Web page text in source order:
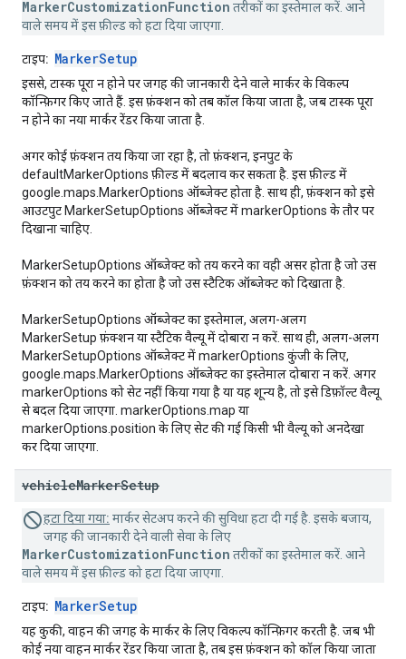
MarkerCustomizationFunction तरीकों का इस्तेमाल करें. आने
वाले समय में इस फ़ील्ड को हटा दिया जाएगा.
टाइप: MarkerSetup
इससे, टास्क पूरा न होने पर जगह की जानकारी देने वाले मार्कर के विकल्प
कॉन्फ़िगर किए जाते हैं. इस फ़ंक्शन को तब कॉल किया जाता है, जब टास्क पूरा
न होने का नया मार्कर रेंडर किया जाता है.
अगर कोई फ़ंक्शन तय किया जा रहा है, तो फ़ंक्शन, इनपुट के
defaultMarkerOptions फ़ील्ड में बदलाव कर सकता है. इस फ़ील्ड में
google.maps.MarkerOptions ऑब्जेक्ट होता है. साथ ही, फ़ंक्शन को इसे
आउटपुट MarkerSetupOptions ऑब्जेक्ट में markerOptions के तौर पर
दिखाना चाहिए.
MarkerSetupOptions ऑब्जेक्ट को तय करने का वही असर होता है जो उस
फ़ंक्शन को तय करने का होता है जो उस स्टैटिक ऑब्जेक्ट को दिखाता है.
MarkerSetupOptions ऑब्जेक्ट का इस्तेमाल, अलग-अलग
MarkerSetup फ़ंक्शन या स्टैटिक वैल्यू में दोबारा न करें. साथ ही, अलग-अलग
MarkerSetupOptions ऑब्जेक्ट में markerOptions कुंजी के लिए,
google.maps.MarkerOptions ऑब्जेक्ट का इस्तेमाल दोबारा न करें. अगर
markerOptions को सेट नहीं किया गया है या यह शून्य है, तो इसे डिफ़ॉल्ट वैल्यू
से बदल दिया जाएगा. markerOptions.map या
markerOptions.position के लिए सेट की गई किसी भी वैल्यू को अनदेखा
कर दिया जाएगा.
vehicleMarkerSetup
हटा दिया गया: मार्कर सेटअप करने की सुविधा हटा दी गई है. इसके बजाय,
जगह की जानकारी देने वाली सेवा के लिए
MarkerCustomizationFunction तरीकों का इस्तेमाल करें. आने
वाले समय में इस फ़ील्ड को हटा दिया जाएगा.
टाइप: MarkerSetup
यह कुकी, वाहन की जगह के मार्कर के लिए विकल्प कॉन्फ़िगर करती है. जब भी
कोई नया वाहन मार्कर रेंडर किया जाता है, तब इस फ़ंक्शन को कॉल किया जाता